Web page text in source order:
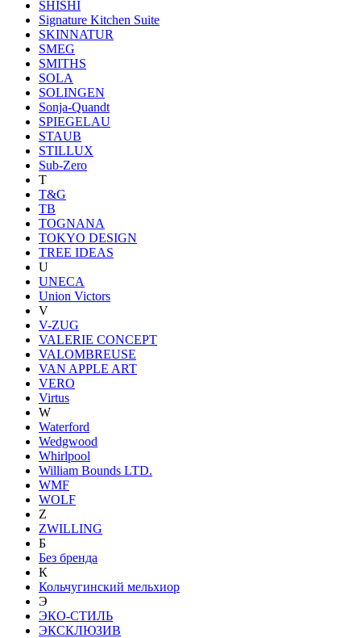
SHISHI
Signature Kitchen Suite
SKINNATUR
SMEG
SMITHS
SOLA
SOLINGEN
Sonja-Quandt
SPIEGELAU
STAUB
STILLUX
Sub-Zero
T
T&G
TB
TOGNANA
TOKYO DESIGN
TREE IDEAS
U
UNECA
Union Victors
V
V-ZUG
VALERIE CONCEPT
VALOMBREUSE
VAN APPLE ART
VERO
Virtus
W
Waterford
Wedgwood
Whirlpool
William Bounds LTD.
WMF
WOLF
Z
ZWILLING
Б
Без бренда
К
Кольчугинский мельхиор
Э
ЭКО-СТИЛЬ
ЭКСКЛЮЗИВ